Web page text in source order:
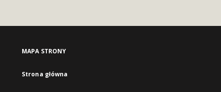
MAPA STRONY
Strona główna